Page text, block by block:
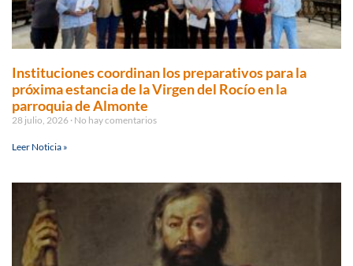
Instituciones coordinan los preparativos para la
próxima estancia de la Virgen del Rocío en la
parroquia de Almonte
28 julio, 2026 No hay comentarios
Leer Noticia »